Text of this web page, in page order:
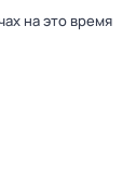
на это время